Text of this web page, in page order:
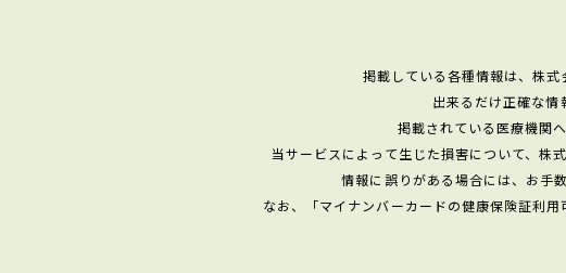
掲載している各種情報は、株式
出来るだけ正確な情
掲載されている医療機関
当サービスによって生じた損害について、株
情報に誤りがある場合には、お手
なお、「マイナンバーカードの健康保険証利